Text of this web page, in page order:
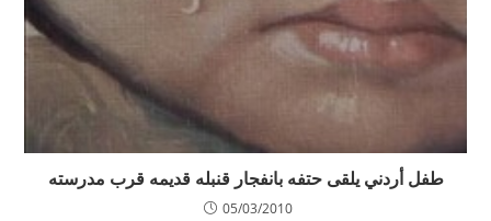
طفل أردني يلقى حتفه بانفجار قنبله قديمه قرب مدرسته
05/03/2010